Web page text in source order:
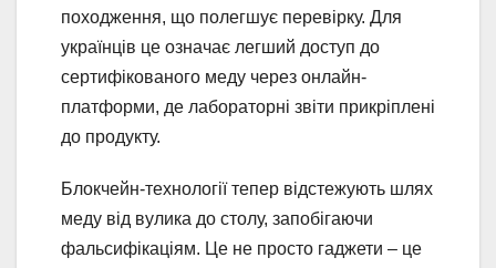
походження, що полегшує перевірку. Для
українців це означає легший доступ до
сертифікованого меду через онлайн-
платформи, де лабораторні звіти прикріплені
до продукту.
Блокчейн-технології тепер відстежують шлях
меду від вулика до столу, запобігаючи
фальсифікаціям. Це не просто гаджети – це